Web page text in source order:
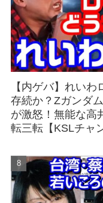
【内ゲバ】れい
存続か？Zガンダ
が激怒！無能な高
転三転【KSLチャ